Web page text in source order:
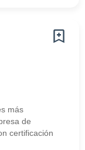
más
de
certificación